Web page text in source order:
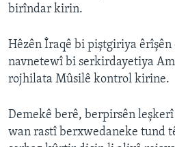
birîndar kirin.
Hêzên Îraqê bi piştgiriya êrîşên
navnetewî bi serkirdayetiya
rojhilata Mûsilê kontrol kirine.
Demekê berê, berpirsên
wan rastî berxwedaneke tund